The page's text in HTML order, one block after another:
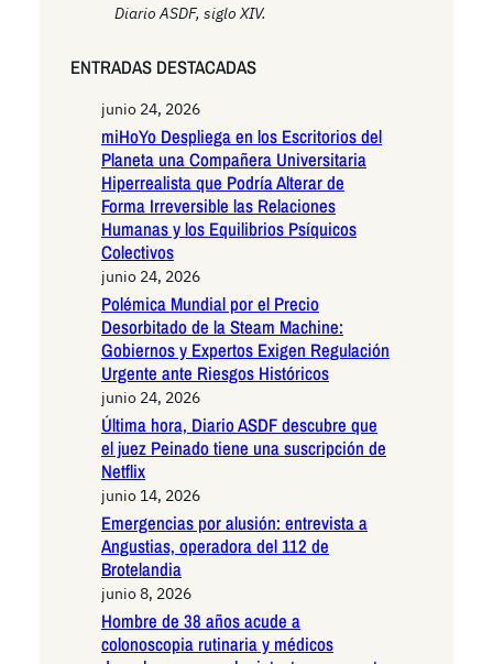
Diario ASDF, siglo XIV.
ENTRADAS DESTACADAS
junio 24, 2026
miHoYo Despliega en los Escritorios del
Planeta una Compañera Universitaria
Hiperrealista que Podría Alterar de
Forma Irreversible las Relaciones
Humanas y los Equilibrios Psíquicos
Colectivos
junio 24, 2026
Polémica Mundial por el Precio
Desorbitado de la Steam Machine:
Gobiernos y Expertos Exigen Regulación
Urgente ante Riesgos Históricos
junio 24, 2026
Última hora, Diario ASDF descubre que
el juez Peinado tiene una suscripción de
Netflix
junio 14, 2026
Emergencias por alusión: entrevista a
Angustias, operadora del 112 de
Brotelandia
junio 8, 2026
Hombre de 38 años acude a
colonoscopia rutinaria y médicos